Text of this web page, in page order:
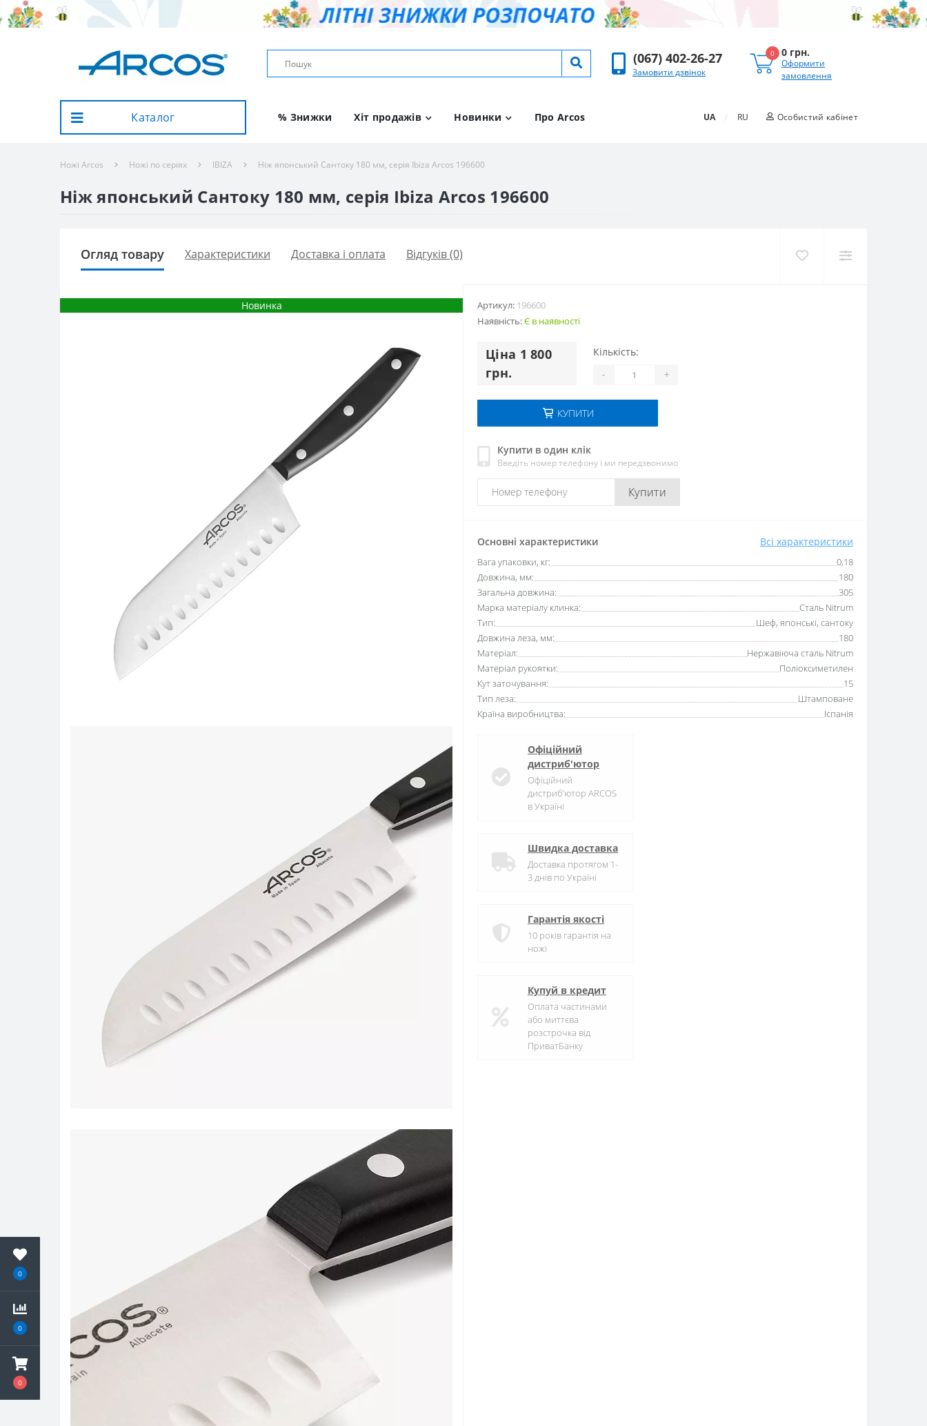
0
0
0
(067) 402-26-27
Замовити дзвінок
0 0 грн.
Оформити
замовлення
Каталог % Знижки Хіт продажів Новинки Про Arcos UA / RU Особистий кабінет
Ножі Arcos Ножі по серіях IBIZA Ніж японський Сантоку 180 мм, серія Ibiza Arcos 196600
Ніж японський Сантоку 180 мм, серія Ibiza Arcos 196600
Огляд товару Характеристики Доставка і оплата Відгуків (0)
Новинка Артикул: 196600
Наявність:Є в наявності
Цiна 1 800
грн.
Кількість:
- +
КУПИТИ
Купити в один клік
Введіть номер телефону і ми передзвонимо
Купити
Основні характеристики Всі характеристики
Вага упаковки, кг:
0,18
Довжина, мм:
180
Загальна довжина:
305
Марка матеріалу клинка:
Сталь Nitrum
Тип:
Шеф, японські, сантоку
Довжина леза, мм:
180
Матеріал:
Нержавіюча сталь Nitrum
Матеріал рукоятки:
Поліоксиметилен
Кут заточування:
15
Тип леза:
Штамповане
Країна виробництва:
Іспанія
Офіційний
дистриб'ютор
Офіційний
дистриб'ютор ARCOS
в Україні
Швидка доставка
Доставка протягом 1-
3 днів по Україні
Гарантія якості
10 років гарантія на
ножі
Купуй в кредит
Оплата частинами
або миттєва
розстрочка від
ПриватБанку